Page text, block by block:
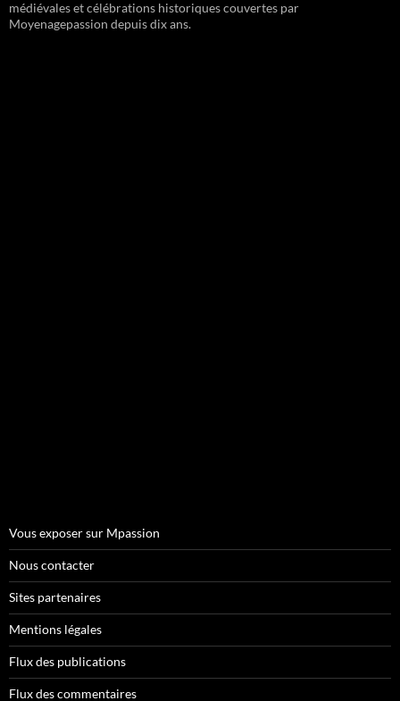
médiévales et célébrations historiques couvertes par
Moyenagepassion depuis dix ans.
Vous exposer sur Mpassion
Nous contacter
Sites partenaires
Mentions légales
Flux des publications
Flux des commentaires